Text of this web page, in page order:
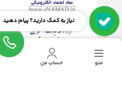
نیاز به کمک دارید؟ پیام دهید
منو حساب من